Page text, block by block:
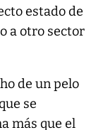
estado de
a otro sector
de un pelo
se
más que el